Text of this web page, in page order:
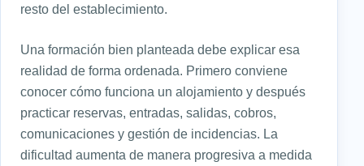
resto del establecimiento.
Una formación bien planteada debe explicar esa
realidad de forma ordenada. Primero conviene
conocer cómo funciona un alojamiento y después
practicar reservas, entradas, salidas, cobros,
comunicaciones y gestión de incidencias. La
dificultad aumenta de manera progresiva a medida